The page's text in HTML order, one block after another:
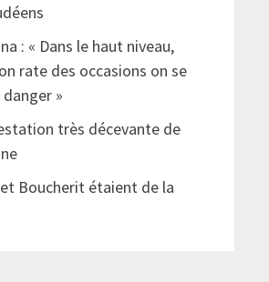
: « Dans le haut niveau,
rate des occasions on se
»
très décevante de
Boucherit étaient de la